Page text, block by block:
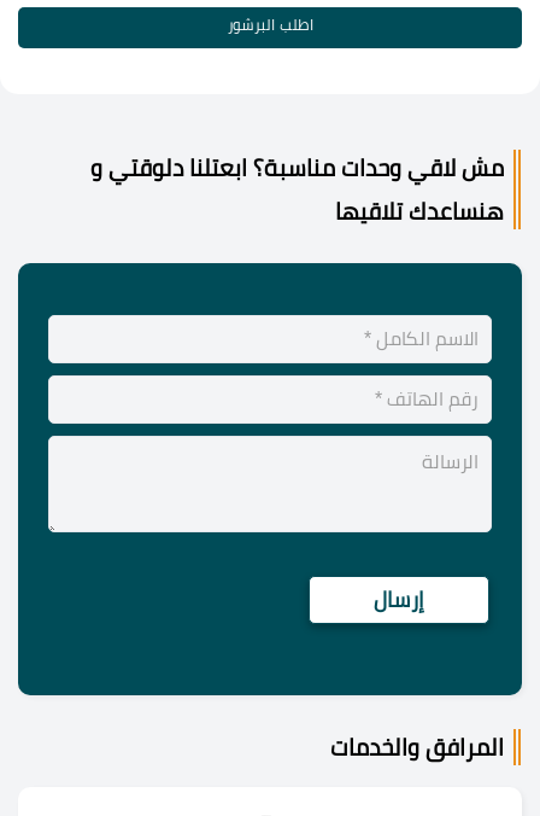
اطلب البرشور
مش لاقي وحدات مناسبة؟ ابعتلنا دلوقتي و
هنساعدك تلاقيها
المرافق والخدمات